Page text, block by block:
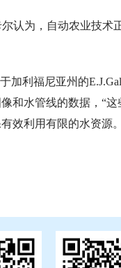
认为，自动农业技
加利福尼亚州的
和水管线的数据，“
效利用有限的水资源